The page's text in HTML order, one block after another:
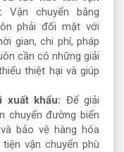
Vận chuyển bằng
phải đối mặt với
gian, chi phí, pháp
cần có những giải
thiệt hại và giúp
xuất khẩu: Để giải
chuyển đường biển
bảo vệ hàng hóa
vận chuyển phù